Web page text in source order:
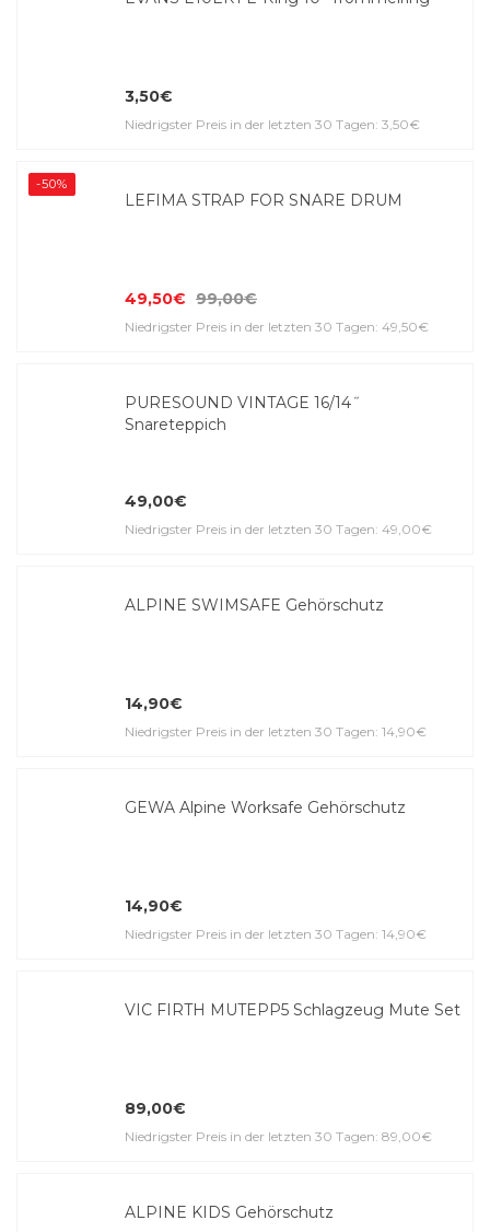
3,50€
Niedrigster Preis in der letzten 30 Tagen: 3,50€
-50%
LEFIMA STRAP FOR SNARE DRUM
49,50€ 99,00€
Niedrigster Preis in der letzten 30 Tagen: 49,50€
PURESOUND VINTAGE 16/14˝
Snareteppich
49,00€
Niedrigster Preis in der letzten 30 Tagen: 49,00€
ALPINE SWIMSAFE Gehörschutz
14,90€
Niedrigster Preis in der letzten 30 Tagen: 14,90€
GEWA Alpine Worksafe Gehörschutz
14,90€
Niedrigster Preis in der letzten 30 Tagen: 14,90€
VIC FIRTH MUTEPP5 Schlagzeug Mute Set
89,00€
Niedrigster Preis in der letzten 30 Tagen: 89,00€
ALPINE KIDS Gehörschutz